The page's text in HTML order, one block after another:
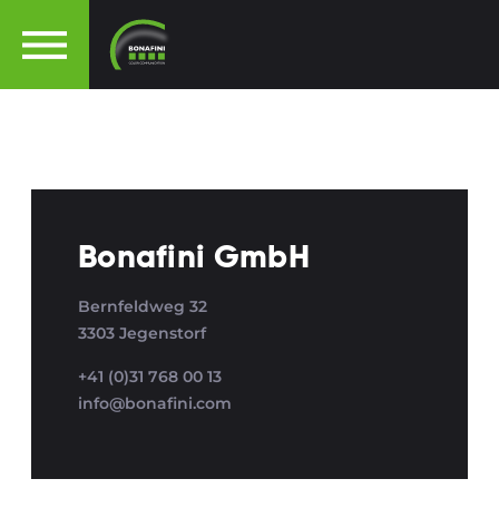
Bonafini GmbH
Bernfeldweg 32
3303 Jegenstorf
+41 (0)31 768 00 13
info@bonafini.com